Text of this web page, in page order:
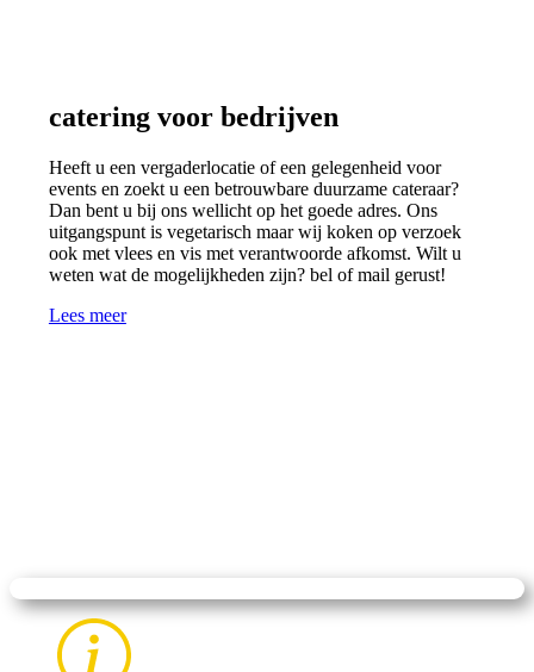
catering voor bedrijven
Heeft u een vergaderlocatie of een gelegenheid voor
events en zoekt u een betrouwbare duurzame cateraar?
Dan bent u bij ons wellicht op het goede adres. Ons
uitgangspunt is vegetarisch maar wij koken op verzoek
ook met vlees en vis met verantwoorde afkomst. Wilt u
weten wat de mogelijkheden zijn? bel of mail gerust!
Lees meer